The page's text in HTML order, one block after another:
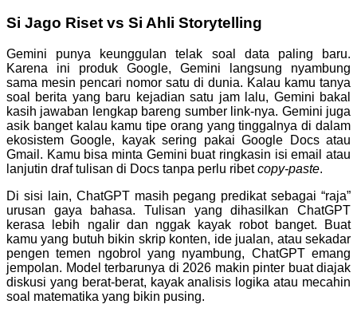
Si Jago Riset vs Si Ahli Storytelling
Gemini punya keunggulan telak soal data paling baru.
Karena ini produk Google, Gemini langsung nyambung
sama mesin pencari nomor satu di dunia. Kalau kamu tanya
soal berita yang baru kejadian satu jam lalu, Gemini bakal
kasih jawaban lengkap bareng sumber link-nya. Gemini juga
asik banget kalau kamu tipe orang yang tinggalnya di dalam
ekosistem Google, kayak sering pakai Google Docs atau
Gmail. Kamu bisa minta Gemini buat ringkasin isi email atau
lanjutin draf tulisan di Docs tanpa perlu ribetcopy-paste.
Di sisi lain, ChatGPT masih pegang predikat sebagai “raja”
urusan gaya bahasa. Tulisan yang dihasilkan ChatGPT
kerasa lebih ngalir dan nggak kayak robot banget. Buat
kamu yang butuh bikin skrip konten, ide jualan, atau sekadar
pengen temen ngobrol yang nyambung, ChatGPT emang
jempolan. Model terbarunya di 2026 makin pinter buat diajak
diskusi yang berat-berat, kayak analisis logika atau mecahin
soal matematika yang bikin pusing.